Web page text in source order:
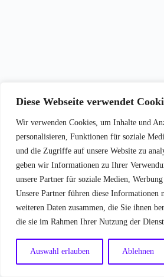
Diese Webseite verwendet
Wir verwenden Cookies, um Inhalte und
personalisieren, Funktionen für soziale
und die Zugriffe auf unsere Website zu
geben wir Informationen zu Ihrer
unsere Partner für soziale Medien,
Unsere Partner führen diese Informationen
weiteren Daten zusammen, die Sie ihnen
die sie im Rahmen Ihrer Nutzung der
Auswahl erlauben Ablehnen